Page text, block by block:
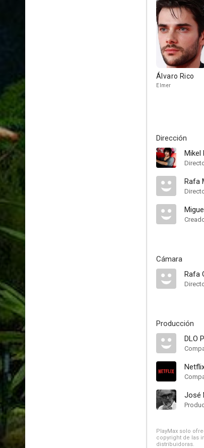
Álvaro Rico
Elmer
Dirección
Mikel
Rafa
Cámara
Rafa
Producción
DLO
José
PlayMax solo
copyright de las
distribuidoras.